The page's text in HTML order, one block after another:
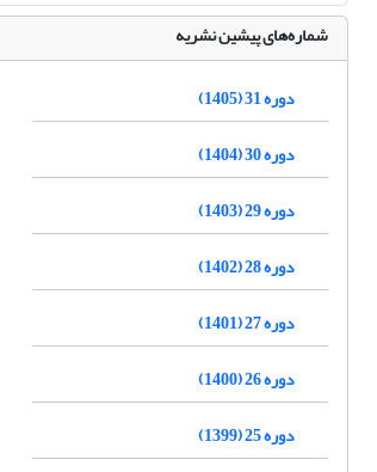
شماره‌های پیشین نشریه
دوره 31 (1405)
دوره 30 (1404)
دوره 29 (1403)
دوره 28 (1402)
دوره 27 (1401)
دوره 26 (1400)
دوره 25 (1399)